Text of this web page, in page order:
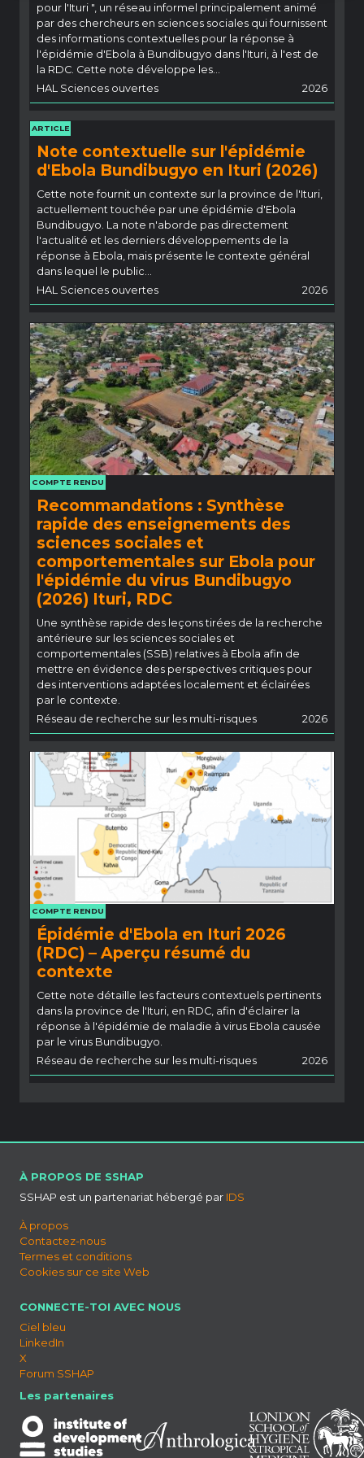
pour l'Ituri ", un réseau informel principalement animé
par des chercheurs en sciences sociales qui fournissent
des informations contextuelles pour la réponse à
l'épidémie d'Ebola à Bundibugyo dans l'Ituri, à l'est de
la RDC. Cette note développe les…
HAL Sciences ouvertes
2026
ARTICLE
Note contextuelle sur l'épidémie
d'Ebola Bundibugyo en Ituri (2026)
Cette note fournit un contexte sur la province de l'Ituri,
actuellement touchée par une épidémie d'Ebola
Bundibugyo. La note n'aborde pas directement
l'actualité et les derniers développements de la
réponse à Ebola, mais présente le contexte général
dans lequel le public...
HAL Sciences ouvertes
2026
COMPTE RENDU
Recommandations : Synthèse
rapide des enseignements des
sciences sociales et
comportementales sur Ebola pour
l'épidémie du virus Bundibugyo
(2026) Ituri, RDC
Une synthèse rapide des leçons tirées de la recherche
antérieure sur les sciences sociales et
comportementales (SSB) relatives à Ebola afin de
mettre en évidence des perspectives critiques pour
des interventions adaptées localement et éclairées
par le contexte.
Réseau de recherche sur les multi-risques
2026
COMPTE RENDU
Épidémie d'Ebola en Ituri 2026
(RDC) – Aperçu résumé du
contexte
Cette note détaille les facteurs contextuels pertinents
dans la province de l'Ituri, en RDC, afin d'éclairer la
réponse à l'épidémie de maladie à virus Ebola causée
par le virus Bundibugyo.
Réseau de recherche sur les multi-risques
2026
À PROPOS DE SSHAP
SSHAP est un partenariat hébergé par IDS
À propos
Contactez-nous
Termes et conditions
Cookies sur ce site Web
CONNECTE-TOI AVEC NOUS
Ciel bleu
LinkedIn
X
Forum SSHAP
Les partenaires